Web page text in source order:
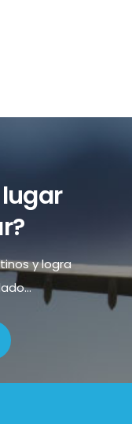
y logra